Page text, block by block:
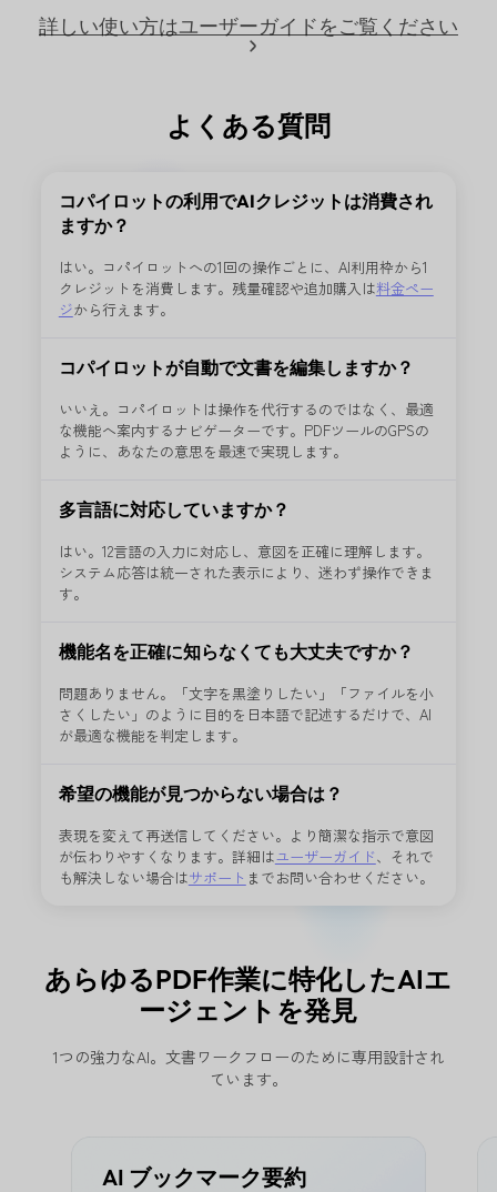
UPDFでPDFを開き、ツールの隣にあるUPDF コパイロット
クします。コパイロットパネルが表示され、入力欄と推奨ア
実行したい操作を入力
「PDFを圧縮」「Wordに変換」「署名を追加」など、目的の
Enter キーを押すと、該当ツールのパネルへ直接移動します
ーを省略し、すぐに編集作業を開始できます。
詳しい使い方はユーザーガイドをご覧ください
よくある質問
コパイロットの利用でAIクレジットは消費され
ますか？
はい。コパイロットへの1回の操作ごとに、AI利用枠から1
クレジットを消費します。残量確認や追加購入は料金ペー
ジから行えます。
コパイロットが自動で文書を編集しますか？
いいえ。コパイロットは操作を代行するのではなく、最適
な機能へ案内するナビゲーターです。PDFツールのGPSの
ように、あなたの意思を最速で実現します。
多言語に対応していますか？
はい。12言語の入力に対応し、意図を正確に理解します。
システム応答は統一された表示により、迷わず操作できま
す。
機能名を正確に知らなくても大丈夫ですか？
問題ありません。「文字を黒塗りしたい」「ファイルを小
さくしたい」のように目的を日本語で記述するだけで、AI
が最適な機能を判定します。
希望の機能が見つからない場合は？
表現を変えて再送信してください。より簡潔な指示で意図
が伝わりやすくなります。詳細はユーザーガイド、それで
も解決しない場合はサポート までお問い合わせください。
あらゆるPDF作業に特化したAIエ
ージェントを発見
1つの強力なAI。文書ワークフローのために専用設計され
ています。
AI ブックマーク要約